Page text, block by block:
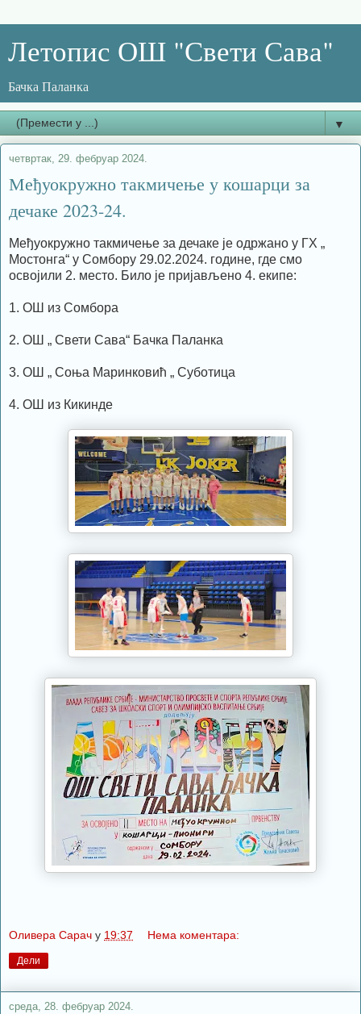
Летопис ОШ "Свети Сава"
Бачка Паланка
▼
четвртак, 29. фебруар 2024.
Међуокружно такмичење у кошарци за
дечаке 2023-24.
Међуокружно такмичење за дечаке је одржано у ГХ „
Мостонга“ у Сомбору 29.02.2024. године, где смо
освојили 2. место. Било је пријављено 4. екипе:
1. ОШ из Сомбора
2. ОШ „ Свети Сава“ Бачка Паланка
3. ОШ „ Соња Маринковић „ Суботица
4. ОШ из Кикинде
Оливера Сарач у 19:37 Нема коментара:
Дели
среда, 28. фебруар 2024.